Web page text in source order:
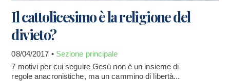
Il cattolicesimo è la religione del
divieto?
08/04/2017 • Sezione principale
7 motivi per cui seguire Gesù non è un insieme di
regole anacronistiche, ma un cammino di libertà...